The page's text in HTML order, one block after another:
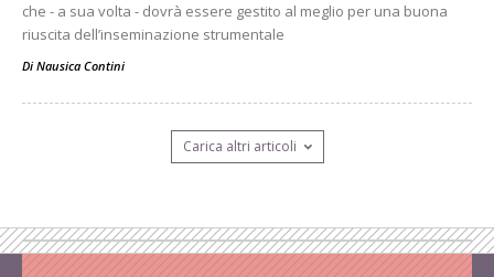
che - a sua volta - dovrà essere gestito al meglio per una buona
riuscita dell’inseminazione strumentale
Di Nausica Contini
Carica altri articoli